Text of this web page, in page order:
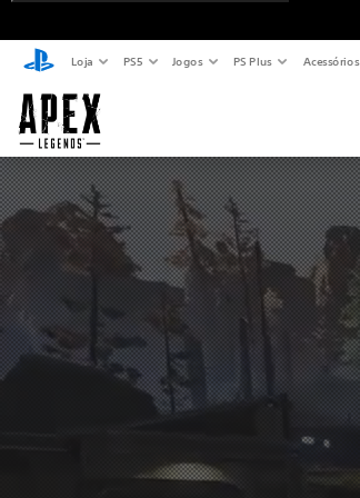
Loja PS5 Jogos PS Plus Acessórios